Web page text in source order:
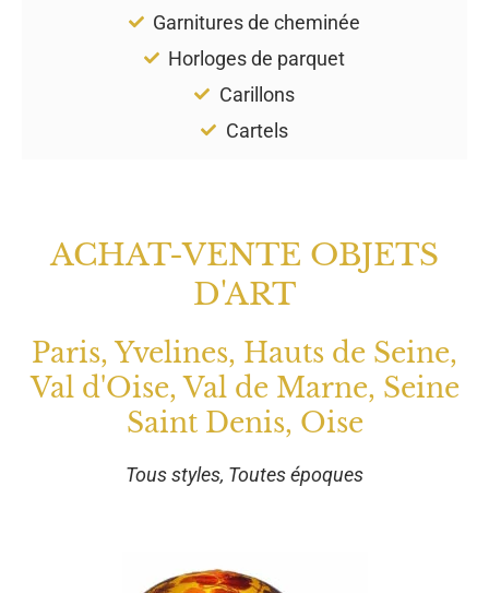
Garnitures de cheminée
Horloges de parquet
Carillons
Cartels
ACHAT-VENTE OBJETS
D'ART
Paris, Yvelines, Hauts de Seine,
Val d'Oise, Val de Marne, Seine
Saint Denis, Oise
Tous styles, Toutes époques